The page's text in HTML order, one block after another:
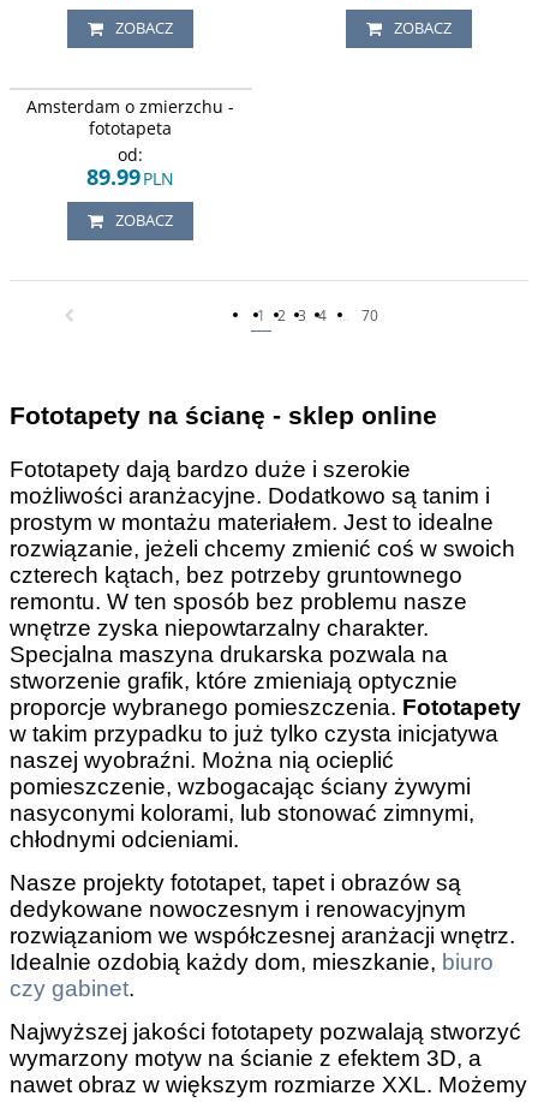
ZOBACZ ZOBACZ
Kolorowy zachód słońca nad
wodnymi kanałami w Amsterdamu.
Amsterdam o zmierzchu -
fototapeta
od:
89.99PLN
ZOBACZ
1 2 3 4 ... 70
Fototapety na ścianę - sklep online
Fototapety dają bardzo duże i szerokie
możliwości aranżacyjne. Dodatkowo są tanim i
prostym w montażu materiałem. Jest to idealne
rozwiązanie, jeżeli chcemy zmienić coś w swoich
czterech kątach, bez potrzeby gruntownego
remontu. W ten sposób bez problemu nasze
wnętrze zyska niepowtarzalny charakter.
Specjalna maszyna drukarska pozwala na
stworzenie grafik, które zmieniają optycznie
proporcje wybranego pomieszczenia. Fototapety
w takim przypadku to już tylko czysta inicjatywa
naszej wyobraźni. Można nią ocieplić
pomieszczenie, wzbogacając ściany żywymi
nasyconymi kolorami, lub stonować zimnymi,
chłodnymi odcieniami.
Nasze projekty fototapet, tapet i obrazów są
dedykowane nowoczesnym i renowacyjnym
rozwiązaniom we współczesnej aranżacji wnętrz.
Idealnie ozdobią każdy dom, mieszkanie, biuro
czy gabinet.
Najwyższej jakości fototapety pozwalają stworzyć
wymarzony motyw na ścianie z efektem 3D, a
nawet obraz w większym rozmiarze XXL. Możemy